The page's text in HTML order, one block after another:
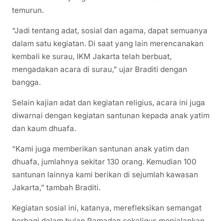
temurun.
“Jadi tentang adat, sosial dan agama, dapat semuanya
dalam satu kegiatan. Di saat yang lain merencanakan
kembali ke surau, IKM Jakarta telah berbuat,
mengadakan acara di surau,” ujar Braditi dengan
bangga.
Selain kajian adat dan kegiatan religius, acara ini juga
diwarnai dengan kegiatan santunan kepada anak yatim
dan kaum dhuafa.
“Kami juga memberikan santunan anak yatim dan
dhuafa, jumlahnya sekitar 130 orang. Kemudian 100
santunan lainnya kami berikan di sejumlah kawasan
Jakarta,” tambah Braditi.
Kegiatan sosial ini, katanya, merefleksikan semangat